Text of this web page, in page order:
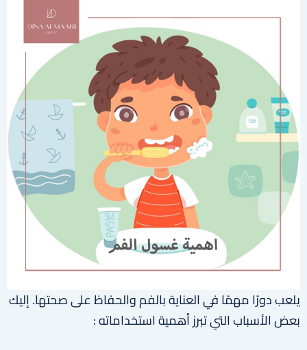
يلعب دورًا مهمًا في العناية بالفم والحفاظ على صحتها. إليك
بعض الأسباب التي تبرز أهمية استخداماته :